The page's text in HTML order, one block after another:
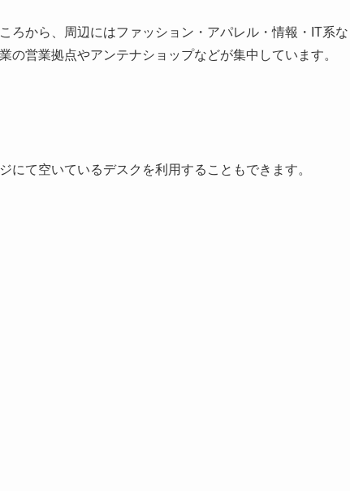
ろから、周辺にはファッション・アパレル・情報・IT系な
営業拠点やアンテナショップなどが集中しています。
て空いているデスクを利用することもできます。